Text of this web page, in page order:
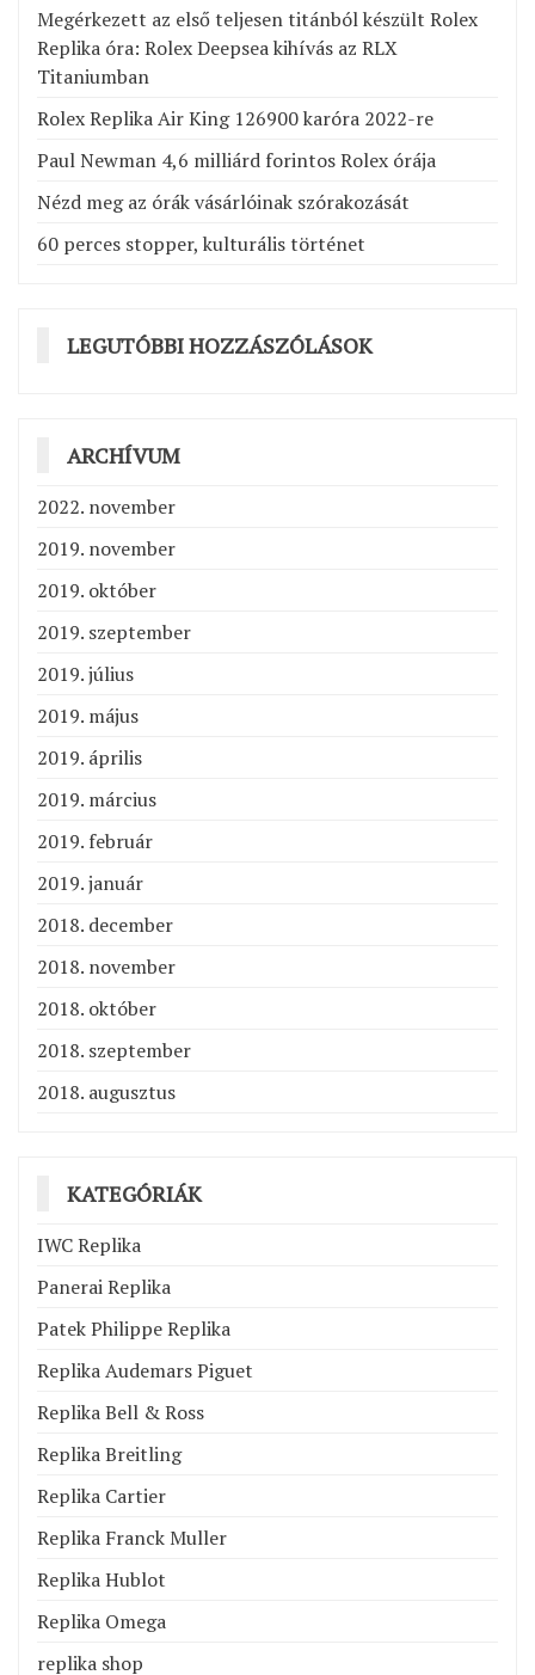
Megérkezett az első teljesen titánból készült Rolex
Replika óra: Rolex Deepsea kihívás az RLX
Titaniumban
Rolex Replika Air King 126900 karóra 2022-re
Paul Newman 4,6 milliárd forintos Rolex órája
Nézd meg az órák vásárlóinak szórakozását
60 perces stopper, kulturális történet
LEGUTÓBBI HOZZÁSZÓLÁSOK
ARCHÍVUM
2022. november
2019. november
2019. október
2019. szeptember
2019. július
2019. május
2019. április
2019. március
2019. február
2019. január
2018. december
2018. november
2018. október
2018. szeptember
2018. augusztus
KATEGÓRIÁK
IWC Replika
Panerai Replika
Patek Philippe Replika
Replika Audemars Piguet
Replika Bell & Ross
Replika Breitling
Replika Cartier
Replika Franck Muller
Replika Hublot
Replika Omega
replika shop